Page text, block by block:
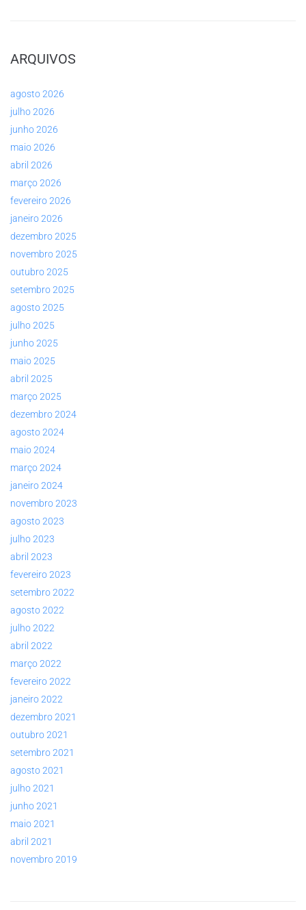
ARQUIVOS
agosto 2026
julho 2026
junho 2026
maio 2026
abril 2026
março 2026
fevereiro 2026
janeiro 2026
dezembro 2025
novembro 2025
outubro 2025
setembro 2025
agosto 2025
julho 2025
junho 2025
maio 2025
abril 2025
março 2025
dezembro 2024
agosto 2024
maio 2024
março 2024
janeiro 2024
novembro 2023
agosto 2023
julho 2023
abril 2023
fevereiro 2023
setembro 2022
agosto 2022
julho 2022
abril 2022
março 2022
fevereiro 2022
janeiro 2022
dezembro 2021
outubro 2021
setembro 2021
agosto 2021
julho 2021
junho 2021
maio 2021
abril 2021
novembro 2019